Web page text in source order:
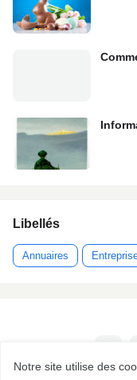
Libellés
Annuaires
Notre site utilise des